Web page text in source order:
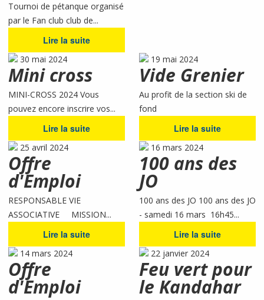
Tournoi de pétanque organisé
par le Fan club club de...
Lire la suite
30 mai 2024
Mini cross
MINI-CROSS 2024 Vous
pouvez encore inscrire vos...
Lire la suite
19 mai 2024
Vide Grenier
Au profit de la section ski de
fond
Lire la suite
25 avril 2024
Offre
d'Emploi
RESPONSABLE VIE
ASSOCIATIVE MISSION...
Lire la suite
16 mars 2024
100 ans des
JO
100 ans des JO 100 ans des JO
- samedi 16 mars 16h45...
Lire la suite
14 mars 2024
Offre
d'Emploi
22 janvier 2024
Feu vert pour
le Kandahar